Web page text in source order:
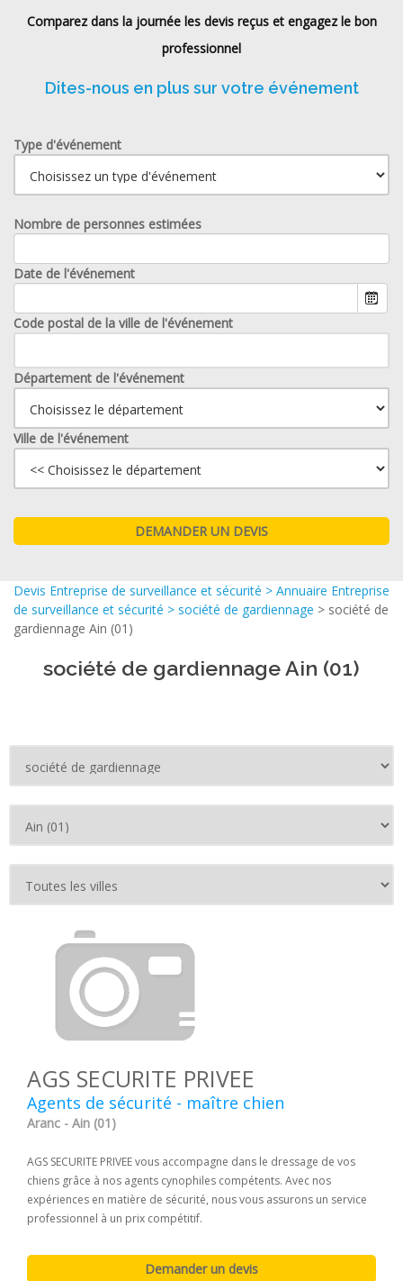
Comparez dans la journée les devis reçus et engagez le bon
professionnel
Dites-nous en plus sur votre événement
Type d'événement
Nombre de personnes estimées
Date de l'événement
Code postal de la ville de l'événement
Département de l'événement
Ville de l'événement
Devis Entreprise de surveillance et sécurité > Annuaire Entreprise
de surveillance et sécurité > société de gardiennage > société de
gardiennage Ain (01)
société de gardiennage Ain (01)
AGS SECURITE PRIVEE
Agents de sécurité - maître chien
Aranc - Ain (01)
AGS SECURITE PRIVEE vous accompagne dans le dressage de vos
chiens grâce à nos agents cynophiles compétents. Avec nos
expériences en matière de sécurité, nous vous assurons un service
professionnel à un prix compétitif.